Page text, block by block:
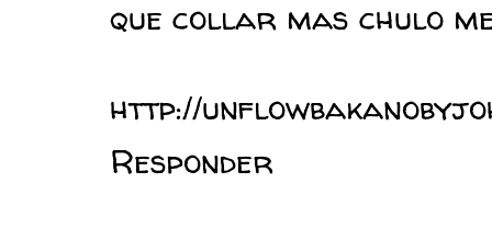
que collar mas chulo
http://
Responder